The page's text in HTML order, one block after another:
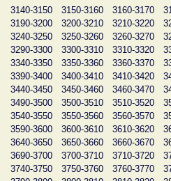
3140-3150
3150-3160 3160-3170
3190-3200
3200-3210 3210-3220
3240-3250
3250-3260 3260-3270
3290-3300
3300-3310 3310-3320
3340-3350
3350-3360 3360-3370
3390-3400
3400-3410 3410-3420
3440-3450
3450-3460 3460-3470
3490-3500
3500-3510 3510-3520
3540-3550
3550-3560 3560-3570
3590-3600
3600-3610 3610-3620
3640-3650
3650-3660 3660-3670
3690-3700
3700-3710 3710-3720
3740-3750
3750-3760 3760-3770